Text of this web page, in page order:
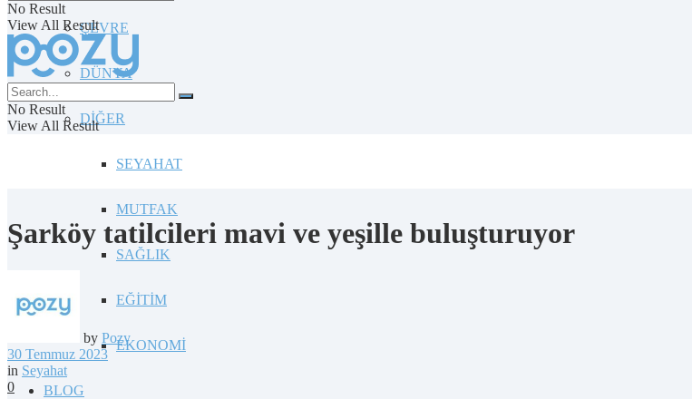
ÇEVRE
DÜNYA
DİĞER
SEYAHAT
MUTFAK
SAĞLIK
EĞİTİM
EKONOMİ
BLOG
No Result
View All Result
No Result
View All Result
Şarköy tatilcileri mavi ve yeşille buluşturuyor
by Pozy
30 Temmuz 2023
in Seyahat
0